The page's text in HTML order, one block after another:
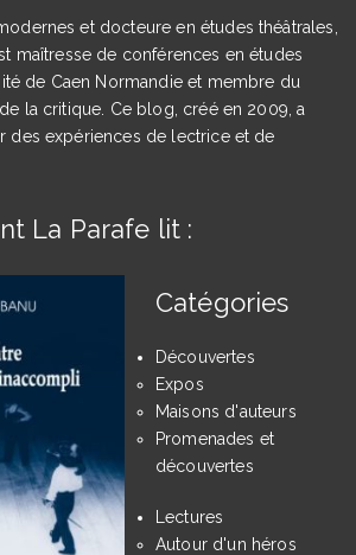
et docteure en études théâtrales,
maîtresse de conférences en études
de Caen Normandie et membre du
la critique. Ce blog, créé en 2009, a
des expériences de lectrice et de
La Parafe lit :
Catégories
Découvertes
Expos
Maisons d'auteurs
Promenades et
découvertes
Lectures
Autour d'un héros